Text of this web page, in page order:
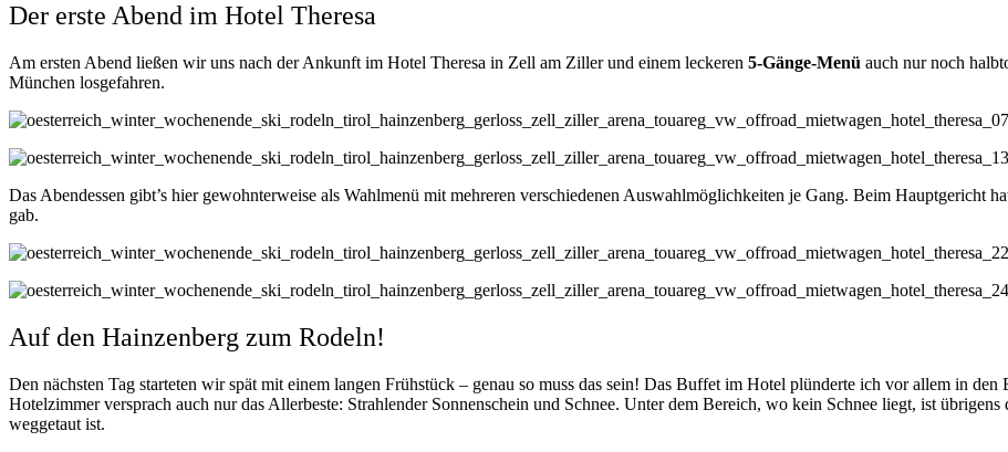
Der erste Abend im Hotel Theresa
Am ersten Abend ließen wir uns nach der Ankunft im Hotel Theresa in Zell am Ziller und einem leckeren 5-Gänge-Menü auch nur noch
München losgefahren.
Das Abendessen gibt’s hier gewohnterweise als Wahlmenü mit mehreren verschiedenen Auswahlmöglichkeiten je Gang. Beim Hauptgericht
gab.
Auf den Hainzenberg zum Rodeln!
Den nächsten Tag starteten wir spät mit einem langen Frühstück – genau so muss das sein! Das Buffet im Hotel plünderte ich vor allem in
Hotelzimmer versprach auch nur das Allerbeste: Strahlender Sonnenschein und Schnee. Unter dem Bereich, wo kein Schnee liegt, ist
weggetaut ist.